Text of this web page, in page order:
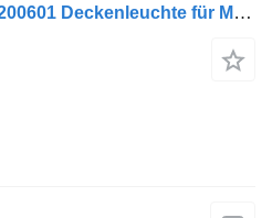
Lumina interioară A9608200601 Deckenleuchte für Mercedes-Benz / 9608200601 LKW